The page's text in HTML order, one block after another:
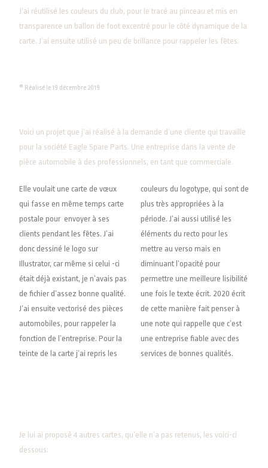
J’ai réutilisé les couleurs du club, pour le tracé au pinceau et mis en
transparence un ballon de foot excentré pour le côté dynamique de la
carte. J’ai ensuite utilisé un peu de brillance pour rappeler les fêtes.
® Réalisé le 19 décembre 2019
Voici un projet que j’ai réalisé à la demande d’une cliente qui travaille
pour la société Eagle Spare Parts. Une entreprise dans la vente de
pièce automobile à des professionnels, en tant que commerciale.
Elle voulait une carte de vœux
qui fasse en même temps carte
postale pour envoyer à ses
clients pendant les fêtes. J’ai
donc dessiné le logo sur
Illustrator, car même si celui -ci
était déjà existant, je n’avais pas
de fichier d’assez bonne qualité.
J’ai ensuite vectorisé des pièces
automobiles, pour rappeler la
fonction de l’entreprise. Pour la
teinte de la carte j’ai repris les
couleurs du logotype, qui sont de
plus très appropriées à la
période. J’ai aussi utilisé les
éléments du recto pour les
mettre au verso mais en
diminuant l’opacité pour
permettre une meilleure lisibilité
une fois le texte écrit. 2020 écrit
de cette manière fait penser à
une note qui rappelle que c’est
une entreprise fiable avec des
services de bonnes qualités.
Je lui ai proposé 4 autres cartes, qu’elle n’a pas retenus, les voici-ci
dessous: